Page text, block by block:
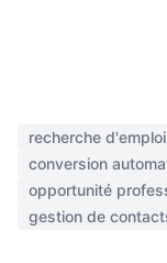
recherche d'emploi
conversion
opportunité
gestion de